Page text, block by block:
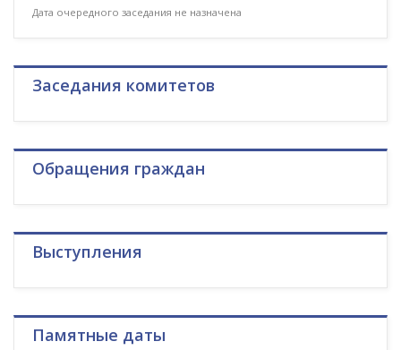
Дата очередного заседания не назначена
Заседания комитетов
Обращения граждан
Выступления
Памятные даты